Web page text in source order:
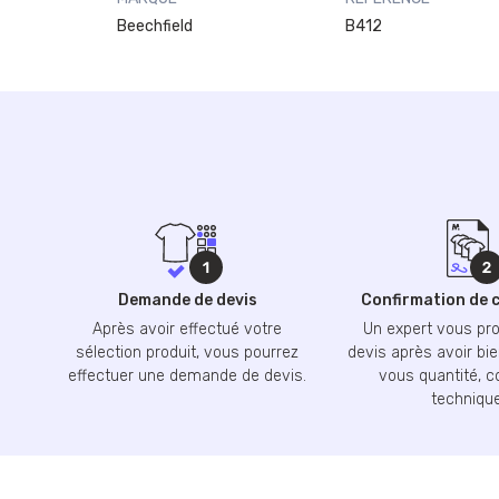
Beechfield
B412
Demande de devis
Après avoir effectué votre
sélection produit, vous pourrez
effectuer une demande de devis.
Confirmation de
Un expert vous
devis après avoir
vous quantité,